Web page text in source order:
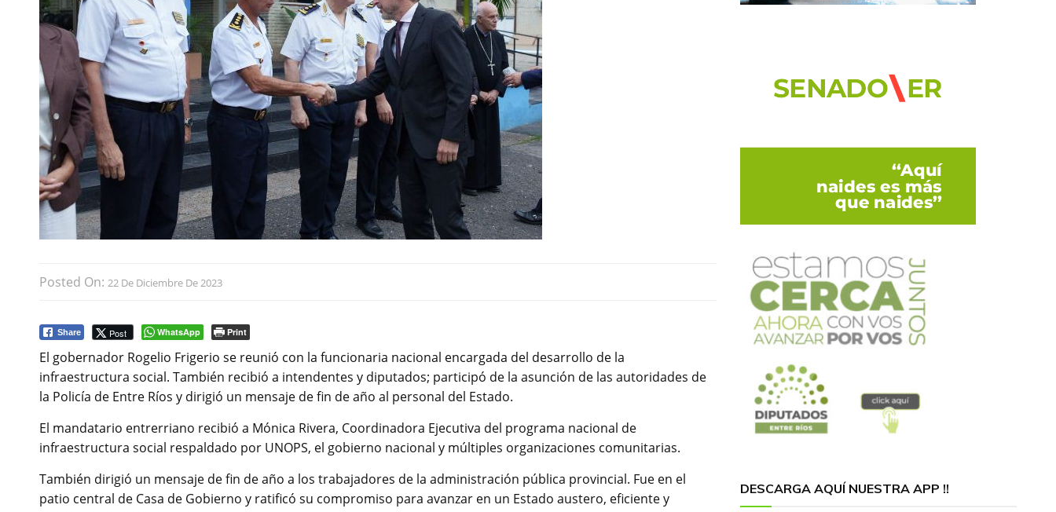
Posted On: 22 De Diciembre De 2023
Share Post WhatsApp Print
El gobernador Rogelio Frigerio se reunió con la funcionaria nacional encargada del desarrollo de la
infraestructura social. También recibió a intendentes y diputados; participó de la asunción de las autoridades de
la Policía de Entre Ríos y dirigió un mensaje de fin de año al personal del Estado.
El mandatario entrerriano recibió a Mónica Rivera, Coordinadora Ejecutiva del programa nacional de
infraestructura social respaldado por UNOPS, el gobierno nacional y múltiples organizaciones comunitarias.
También dirigió un mensaje de fin de año a los trabajadores de la administración pública provincial. Fue en el
patio central de Casa de Gobierno y ratificó su compromiso para avanzar en un Estado austero, eficiente y
DESCARGA AQUÍ NUESTRA APP !!